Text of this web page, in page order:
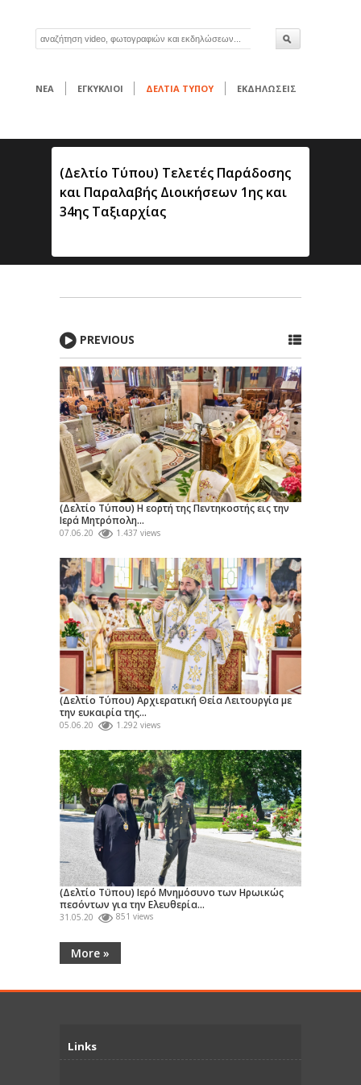
ΝΕΑ ΕΓΚΥΚΛΙΟΙ ΔΕΛΤΙΑ ΤΥΠΟΥ ΕΚΔΗΛΩΣΕΙΣ
(Δελτίο Τύπου) Τελετές Παράδοσης
και Παραλαβής Διοικήσεων 1ης και
34ης Ταξιαρχίας
PREVIOUS
(Δελτίο Τύπου) Η εορτή της Πεντηκοστής εις την
Ιερά Μητρόπολη...
07.06.20 1.437 views
(Δελτίο Τύπου) Αρχιερατική Θεία Λειτουργία με
την ευκαιρία της...
05.06.20 1.292 views
(Δελτίο Τϋπου) Ιερό Μνημόσυνο των Ηρωικώς
πεσόντων για την Ελευθερία...
31.05.20 851 views
More »
Links